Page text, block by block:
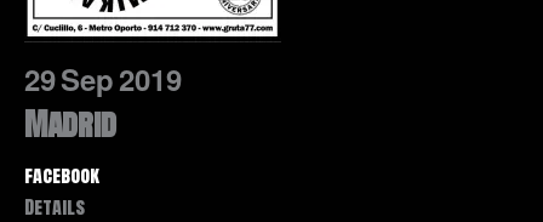
29Sep2019
Madrid
facebook
Details